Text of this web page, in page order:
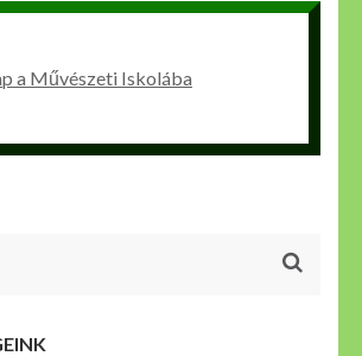
a Művészeti Iskolába